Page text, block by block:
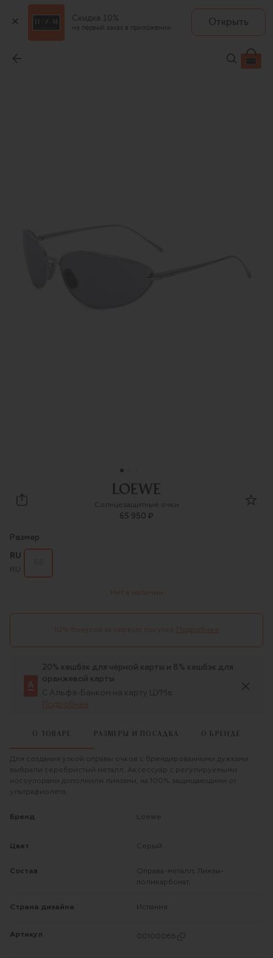
Скидка 10%
на первый заказ в приложении
Открыть
65 950 ₽
Loewe
Солнцезащитные очки
65 950 ₽
Размер
RU
RU
Нет в наличии
10% бонусов за первую покупку Подробнее
20% кешбэк для чёрной карты и 8% кешбэк для
оранжевой карты
С Альфа-Банком на карту ЦУМа
Подробнее
О ТОВАРЕ РАЗМЕРЫ И ПОСАДКА О БРЕНДЕ
Для создания узкой оправы очков с брендированными дужками
выбрали серебристый металл. Аксессуар с регулируемыми
носоупорами дополнили линзами, на 100% защищающими от
ультрафиолета.
Бренд Loewe
Цвет Серый
Состав
Оправа-металл; Линзы-
поликарбонат;
Страна дизайна Испания
Артикул 00100066